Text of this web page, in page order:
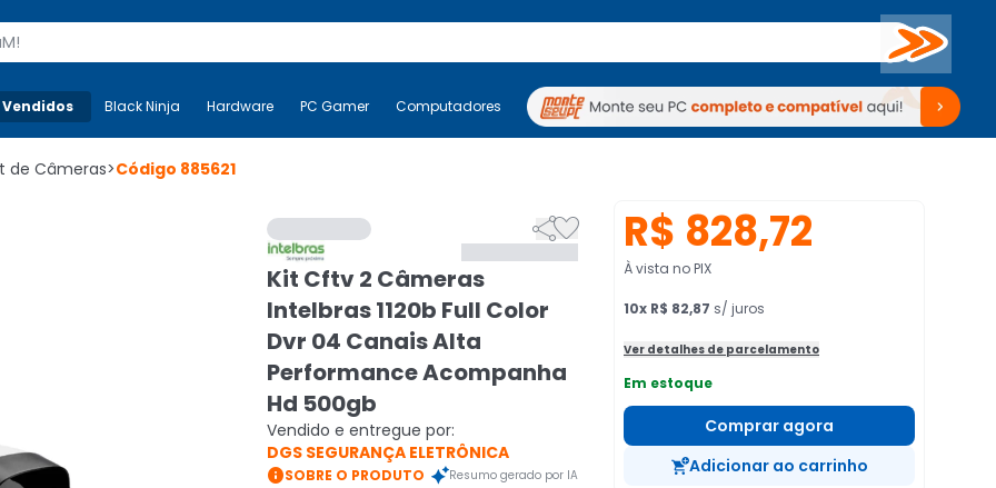
Buscar
Mais-v- Black Ninja Hardware PC Gamer Computadores Periféricos TV Venda no KaBuM!
Black Ninja Hardware PC Gamer Computadores Periféricos TV Venda no KaBuM!
de Câmeras>Código 885621

Kit Cftv 2 Câmeras
Intelbras 1120b Full Color
Dvr 04 Canais Alta
Performance Acompanha
Hd 500gb
Vendido e entregue por:
DGS SEGURANÇA ELETRÔNICA
SOBRE O PRODUTO Resumo gerado por IA
R$ 828,72
À vista no PIX
10x R$ 82,87 s/ juros
Ver detalhes de parcelamento
Em estoque
Comprar agora
Adicionar ao carrinho